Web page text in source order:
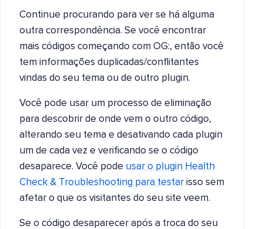
Continue procurando para ver se há alguma
outra correspondência. Se você encontrar
mais códigos começando com OG:, então você
tem informações duplicadas/conflitantes
vindas do seu tema ou de outro plugin.
Você pode usar um processo de eliminação
para descobrir de onde vem o outro código,
alterando seu tema e desativando cada plugin
um de cada vez e verificando se o código
desaparece. Você pode usar o plugin Health
Check & Troubleshooting para testar isso sem
afetar o que os visitantes do seu site veem.
Se o código desaparecer após a troca do seu